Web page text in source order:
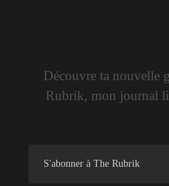
Découvre ta nouvelle
Rubrik, mon journal